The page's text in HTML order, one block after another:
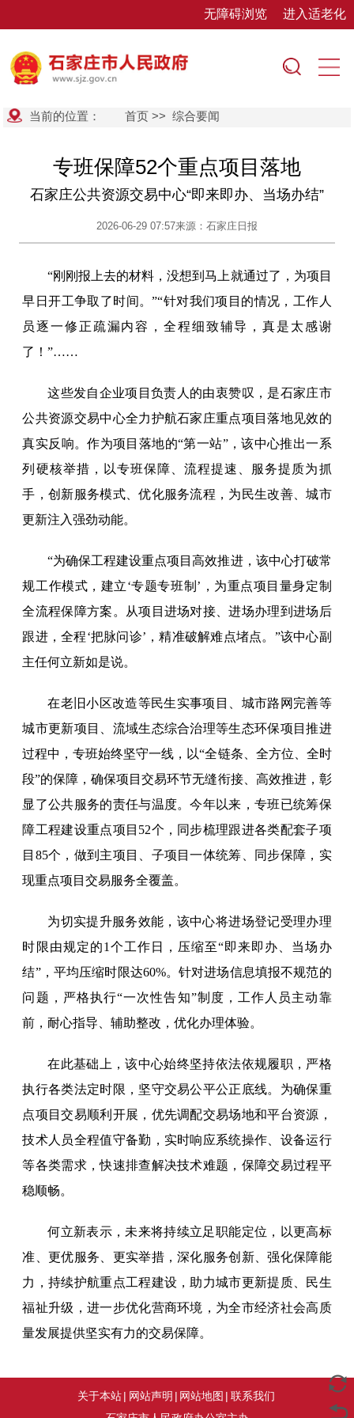
无障碍浏览 进入适老化
当前的位置： 首页 >>综合要闻
专班保障52个重点项目落地
石家庄公共资源交易中心“即来即办、当场办结”
2026-06-29 07:57来源：石家庄日报
“刚刚报上去的材料，没想到马上就通过了，为项目
早日开工争取了时间。”“针对我们项目的情况，工作人
员逐一修正疏漏内容，全程细致辅导，真是太感谢
了！”……
这些发自企业项目负责人的由衷赞叹，是石家庄市
公共资源交易中心全力护航石家庄重点项目落地见效的
真实反响。作为项目落地的“第一站”，该中心推出一系
列硬核举措，以专班保障、流程提速、服务提质为抓
手，创新服务模式、优化服务流程，为民生改善、城市
更新注入强劲动能。
“为确保工程建设重点项目高效推进，该中心打破常
规工作模式，建立‘专题专班制’，为重点项目量身定制
全流程保障方案。从项目进场对接、进场办理到进场后
跟进，全程‘把脉问诊’，精准破解难点堵点。”该中心副
主任何立新如是说。
在老旧小区改造等民生实事项目、城市路网完善等
城市更新项目、流域生态综合治理等生态环保项目推进
过程中，专班始终坚守一线，以“全链条、全方位、全时
段”的保障，确保项目交易环节无缝衔接、高效推进，彰
显了公共服务的责任与温度。今年以来，专班已统筹保
障工程建设重点项目52个，同步梳理跟进各类配套子项
目85个，做到主项目、子项目一体统筹、同步保障，实
现重点项目交易服务全覆盖。
为切实提升服务效能，该中心将进场登记受理办理
时限由规定的1个工作日，压缩至“即来即办、当场办
结”，平均压缩时限达60%。针对进场信息填报不规范的
问题，严格执行“一次性告知”制度，工作人员主动靠
前，耐心指导、辅助整改，优化办理体验。
在此基础上，该中心始终坚持依法依规履职，严格
执行各类法定时限，坚守交易公平公正底线。为确保重
点项目交易顺利开展，优先调配交易场地和平台资源，
技术人员全程值守备勤，实时响应系统操作、设备运行
等各类需求，快速排查解决技术难题，保障交易过程平
稳顺畅。
何立新表示，未来将持续立足职能定位，以更高标
准、更优服务、更实举措，深化服务创新、强化保障能
力，持续护航重点工程建设，助力城市更新提质、民生
福祉升级，进一步优化营商环境，为全市经济社会高质
量发展提供坚实有力的交易保障。
关于本站| 网站声明 | 网站地图 | 联系我们